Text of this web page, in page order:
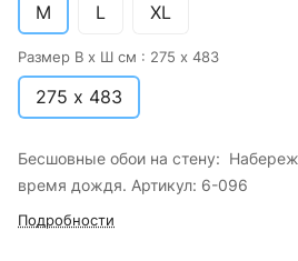
M L XL
Размер В х Ш см : 275 х 483
275 х 483
Бесшовные обои на стену:
время дождя. Артикул: 6-096
Подробности